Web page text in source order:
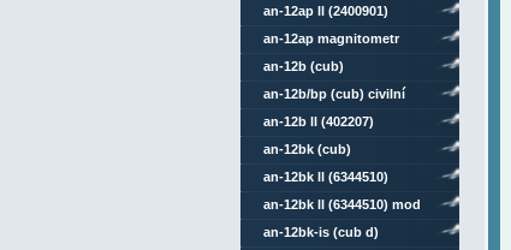
an-12ap ll (2400901)
an-12ap magnitometr
an-12b (cub)
an-12b/bp (cub) civilní
an-12b ll (402207)
an-12bk (cub)
an-12bk ll (6344510)
an-12bk ll (6344510) mod
an-12bk-is (cub d)